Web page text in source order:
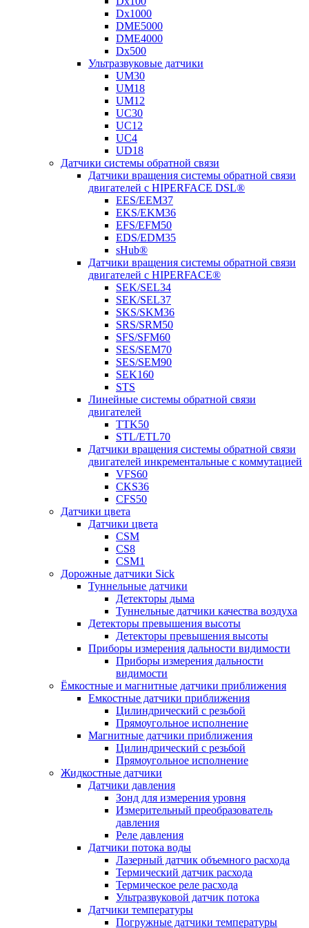
Dx1000
DME5000
DME4000
Dx500
Ультразвуковые датчики
UM30
UM18
UM12
UC30
UC12
UC4
UD18
Датчики системы обратной связи
Датчики вращения системы обратной связи
двигателей с HIPERFACE DSL®
EES/EEM37
EKS/EKM36
EFS/EFM50
EDS/EDM35
sHub®
Датчики вращения системы обратной связи
двигателей с HIPERFACE®
SEK/SEL34
SEK/SEL37
SKS/SKM36
SRS/SRM50
SFS/SFM60
SES/SEM70
SES/SEM90
SEK160
STS
Линейные системы обратной связи
двигателей
TTK50
STL/ETL70
Датчики вращения системы обратной связи
двигателей инкрементальные с коммутацией
VFS60
CKS36
CFS50
Датчики цвета
Датчики цвета
CSM
CS8
CSM1
Дорожные датчики Sick
Туннельные датчики
Детекторы дыма
Туннельные датчики качества воздуха
Детекторы превышения высоты
Детекторы превышения высоты
Приборы измерения дальности видимости
Приборы измерения дальности
видимости
Ёмкостные и магнитные датчики приближения
Емкостные датчики приближения
Цилиндрический с резьбой
Прямоугольное исполнение
Магнитные датчики приближения
Цилиндрический с резьбой
Прямоугольное исполнение
Жидкостные датчики
Датчики давления
Зонд для измерения уровня
Измерительный преобразователь
давления
Реле давления
Датчики потока воды
Лазерный датчик объемного расхода
Термический датчик расхода
Термическое реле расхода
Ультразвуковой датчик потока
Датчики температуры
Погружные датчики температуры